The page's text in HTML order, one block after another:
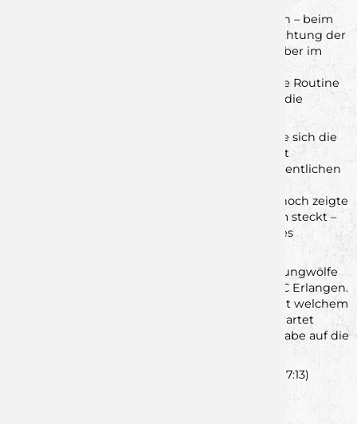
Ab etwa der 45. Minute war die Partie völlig offen – beim
Stand von 27:27 kippte das Spiel endgültig in Richtung der
HSG. Rimpar kämpfte zwar weiter, konnte sich aber im
Lauf/Heroldsberg blieb nervenstark, spielte seine Routine
aus und traf in den entscheidenden Momenten die
Am Ende stand eine bittere 32:33-Niederlage, die sich die
Jungwölfe im zweiten Durchgang letztlich selbst
zuzuschreiben hatten. Trotz einer insgesamt ordentlichen
Durchschlagskraft und Effizienz im Angriff. Dennoch zeigte
das junge Team erneut, welches Potenzial in ihm steckt –
auf diese Leistung lässt sich trotz des Ergebnisses
Am kommenden Wochenende geht es für die Jungwölfe
am Sonntag gegen die dritte Mannschaft des HC Erlangen.
Dabei lässt sich im Vorfeld kaum einschätzen, mit welchem
Kader Erlangen antreten wird – entsprechend wartet
erneut eine schwere und unberechenbare Aufgabe auf die
32:33 (17:13)